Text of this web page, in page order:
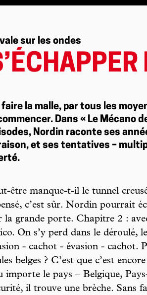
sur les ondes
faire la malle, par tous les
Dans « Le Mécano
Nordin raconte ses
et ses tentatives –
être manque-t-il le tunnel
c’est sûr. Nordin pourrait
la grande porte. Chapitre 2 :
On s’y perd dans le déroulé,
- cachot - évasion - cachot.
belges ? C’est que c’est
importe le pays – Belgique,
il trouve une brèche. Sans